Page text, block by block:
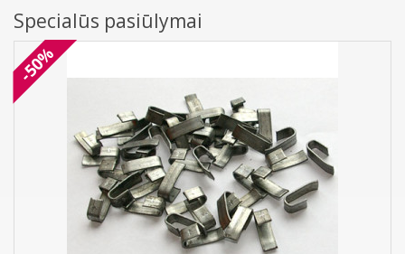
Specialūs pasiūlymai
-50%